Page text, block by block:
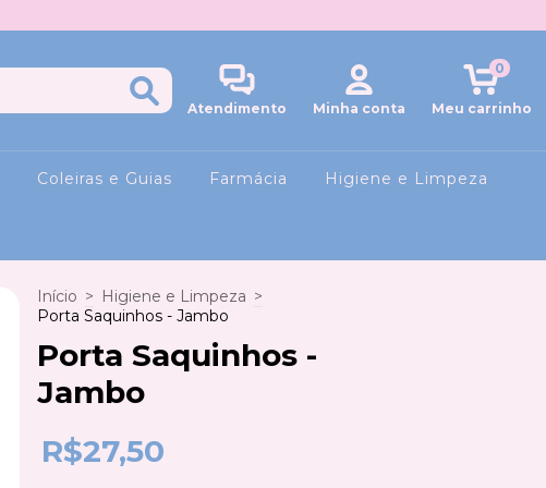
Atendimento Minha conta Meu carrinho
0
Coleiras e Guias Farmácia Higiene e Limpeza
Início > Higiene e Limpeza >
Porta Saquinhos - Jambo
Porta Saquinhos -
Jambo
R$27,50